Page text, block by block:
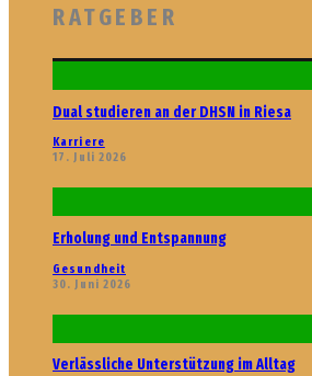
RATGEBER
Dual studieren an der DHSN in Riesa
Karriere
17. Juli 2026
Erholung und Entspannung
Gesundheit
30. Juni 2026
Verlässliche Unterstützung im Alltag